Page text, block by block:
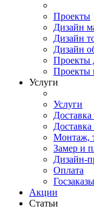
Проекты
Дизайн
Дизайн
Дизайн
Проекты
Проекты
Услуги
Услуги
Монтаж,
Замер и
Дизайн-
Оплата
Акции
Статьи